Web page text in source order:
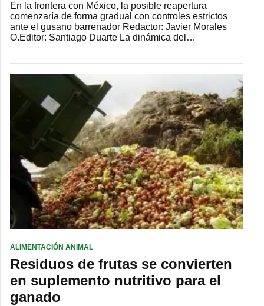
En la frontera con México, la posible reapertura
comenzaría de forma gradual con controles estrictos
ante el gusano barrenador Redactor: Javier Morales
O.Editor: Santiago Duarte La dinámica del…
ALIMENTACIÓN ANIMAL
Residuos de frutas se convierten
en suplemento nutritivo para el
ganado